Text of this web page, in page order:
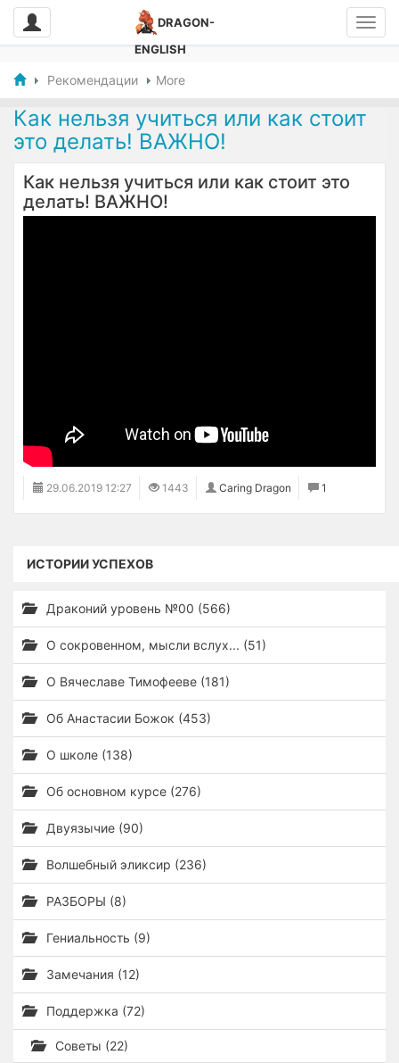
DRAGON-
ENGLISH
Рекомендации More
Как нельзя учиться или как стоит
это делать! ВАЖНО!
Как нельзя учиться или как стоит это
делать! ВАЖНО!
29.06.2019 12:27 1443 Caring Dragon 1
ИСТОРИИ УСПЕХОВ
Драконий уровень №00 (566)
О сокровенном, мысли вслух... (51)
О Вячеславе Тимофееве (181)
Об Анастасии Божок (453)
О школе (138)
Об основном курсе (276)
Двуязычие (90)
Волшебный эликсир (236)
РАЗБОРЫ (8)
Гениальность (9)
Замечания (12)
Поддержка (72)
Советы (22)